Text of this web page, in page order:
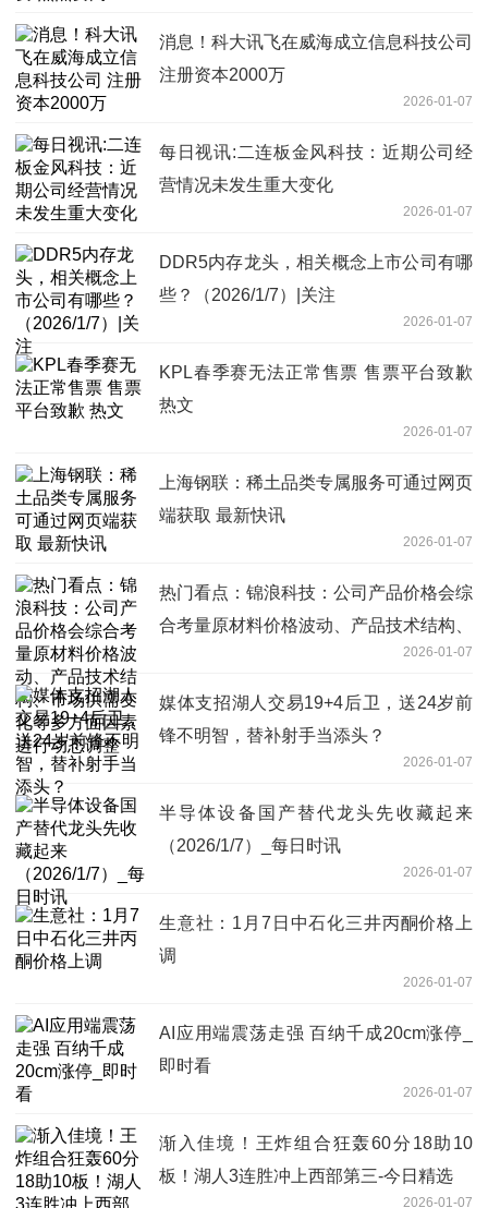
消息！科大讯飞在威海成立信息科技公司
注册资本2000万
2026-01-07
每日视讯:二连板金风科技：近期公司经
营情况未发生重大变化
2026-01-07
DDR5内存龙头，相关概念上市公司有哪
些？（2026/1/7）|关注
2026-01-07
KPL春季赛无法正常售票 售票平台致歉
热文
2026-01-07
上海钢联：稀土品类专属服务可通过网页
端获取 最新快讯
2026-01-07
热门看点：锦浪科技：公司产品价格会综
合考量原材料价格波动、产品技术结构、
市场供需变化等多方面因素进行动态调整
2026-01-07
媒体支招湖人交易19+4后卫，送24岁前
锋不明智，替补射手当添头？
2026-01-07
半导体设备国产替代龙头先收藏起来
（2026/1/7）_每日时讯
2026-01-07
生意社：1月7日中石化三井丙酮价格上
调
2026-01-07
AI应用端震荡走强 百纳千成20cm涨停_
即时看
2026-01-07
渐入佳境！王炸组合狂轰60分18助10
板！湖人3连胜冲上西部第三-今日精选
2026-01-07